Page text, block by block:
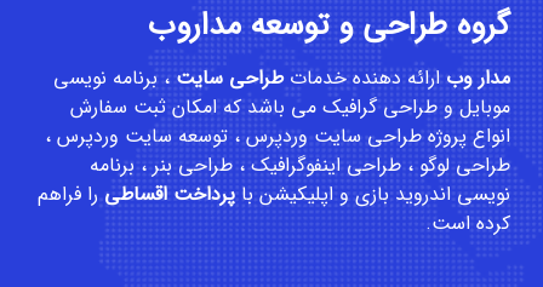
گروه طراحی و توسعه مداروب
مدار وبارائه دهنده خدماتطراحی سایت ،برنامه نویسی
موبایلوطراحی گرافیک می باشد که امکانثبت سفارش
انواع پروژه طراحی سایت وردپرس ، توسعه سایت وردپرس ،
طراحی لوگو ، طراحی اینفوگرافیک ، طراحی بنر ، برنامه
نویسی اندروید بازی و اپلیکیشن باپرداخت اقساطیرا فراهم
کرده است.